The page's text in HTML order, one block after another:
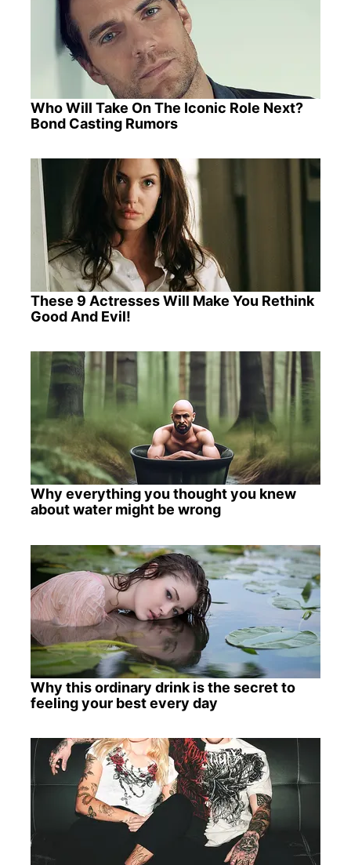
Who Will Take On The Iconic Role Next?
Bond Casting Rumors
These 9 Actresses Will Make You Rethink
Good And Evil!
Why everything you thought you knew
about water might be wrong
Why this ordinary drink is the secret to
feeling your best every day